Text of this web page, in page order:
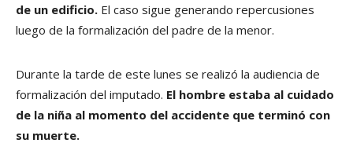
de un edificio. El caso sigue generando repercusiones
luego de la formalización del padre de la menor.
Durante la tarde de este lunes se realizó la audiencia de
formalización del imputado. El hombre estaba al cuidado
de la niña al momento del accidente que terminó con
su muerte.